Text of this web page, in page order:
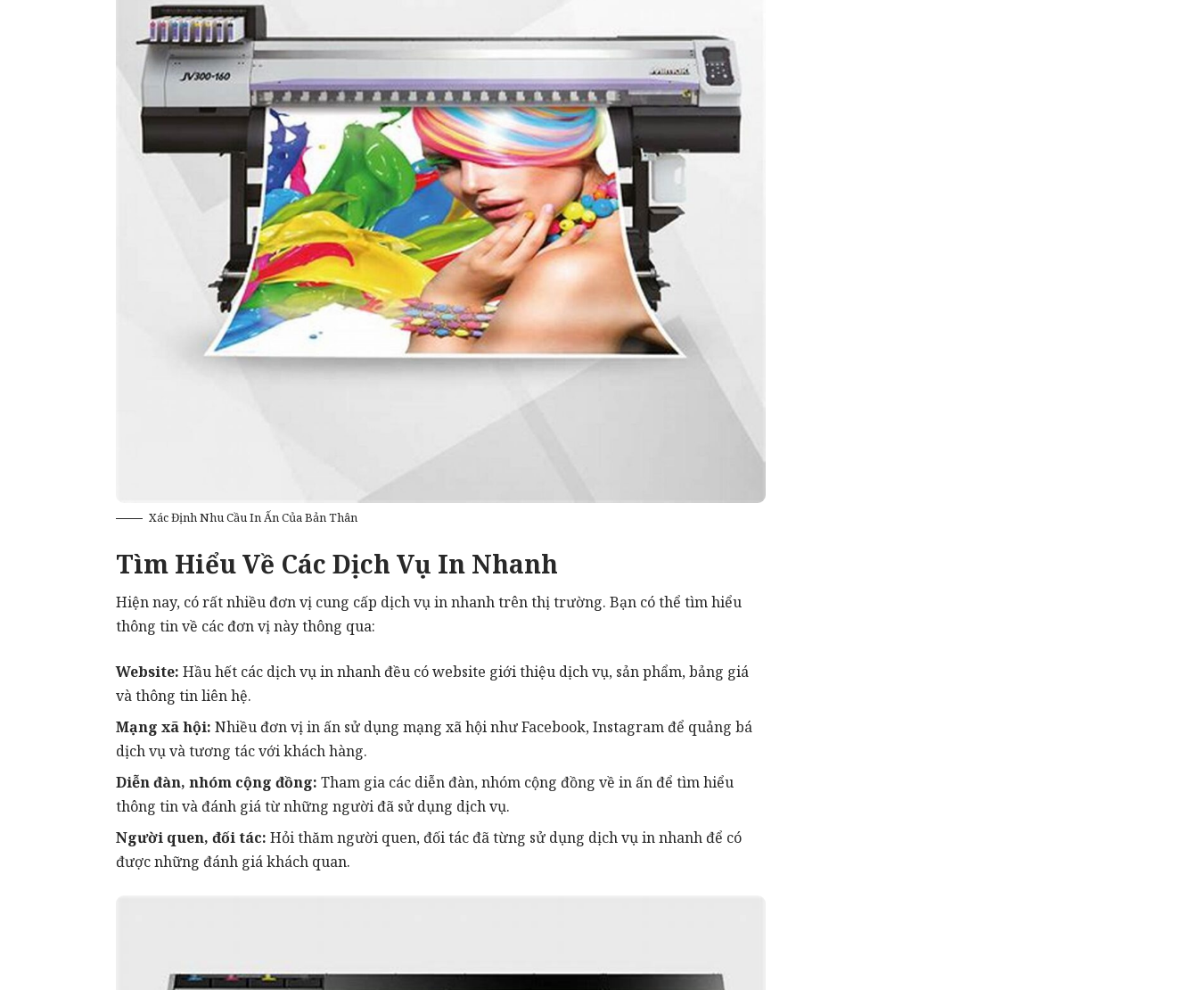
Xác Định Nhu Cầu In Ấn Của Bản Thân
Tìm Hiểu Về Các Dịch Vụ In Nhanh
Hiện nay, có rất nhiều đơn vị cung cấp dịch vụ in nhanh trên thị trường. Bạn có thể tìm hiểu
thông tin về các đơn vị này thông qua:
Website: Hầu hết các dịch vụ in nhanh đều có website giới thiệu dịch vụ, sản phẩm, bảng giá
và thông tin liên hệ.
Mạng xã hội: Nhiều đơn vị in ấn sử dụng mạng xã hội như Facebook, Instagram để quảng bá
dịch vụ và tương tác với khách hàng.
Diễn đàn, nhóm cộng đồng: Tham gia các diễn đàn, nhóm cộng đồng về in ấn để tìm hiểu
thông tin và đánh giá từ những người đã sử dụng dịch vụ.
Người quen, đối tác: Hỏi thăm người quen, đối tác đã từng sử dụng dịch vụ in nhanh để có
được những đánh giá khách quan.